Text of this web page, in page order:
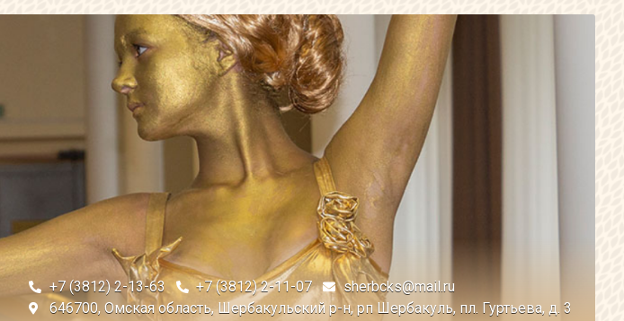
+7 (3812) 2-13-63 +7 (3812) 2-11-07
sherbcks@mail.ru
646700, Омская область, Шербакульский р-н, рп Шербакуль, пл. Гуртьева, д. 3